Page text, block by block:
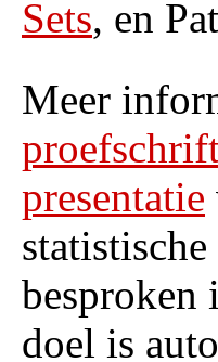
Sets, en
Meer
presentatie
besproken
doel is